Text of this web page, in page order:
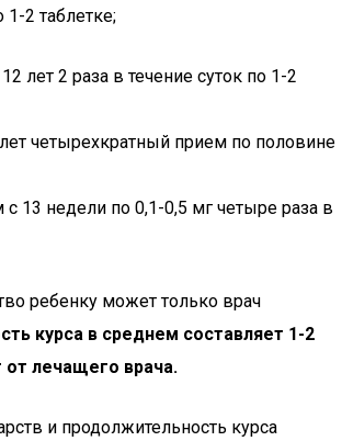
1-2 таблетке;
лет 2 раза в течение суток по 1-2
четырехкратный прием по половине
13 недели по 0,1-0,5 мг четыре раза в
ребенку может только врач
курса в среднем составляет 1-2
от лечащего врача.
и продолжительность курса